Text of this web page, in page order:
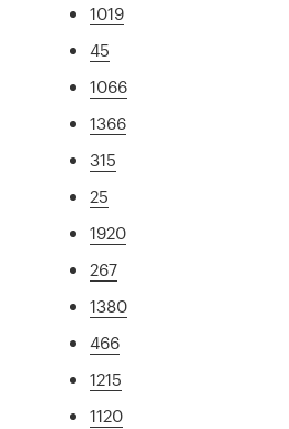
1019
45
1066
1366
315
25
1920
267
1380
466
1215
1120